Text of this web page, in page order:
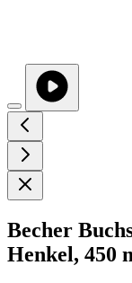
Becher
Henkel, 450